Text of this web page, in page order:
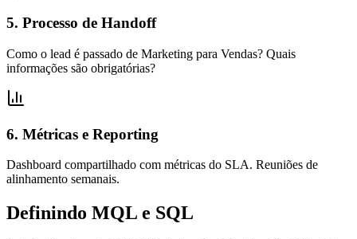
5. Processo de Handoff
Como o lead é passado de Marketing para Vendas? Quais
informações são obrigatórias?
6. Métricas e Reporting
Dashboard compartilhado com métricas do SLA. Reuniões de
alinhamento semanais.
Definindo MQL e SQL